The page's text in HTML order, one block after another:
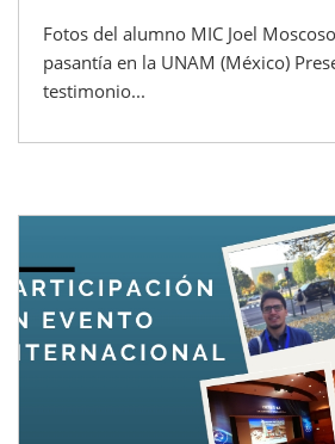
Fotos del alumno MIC Joel
pasantía en la UNAM (México)
testimonio...